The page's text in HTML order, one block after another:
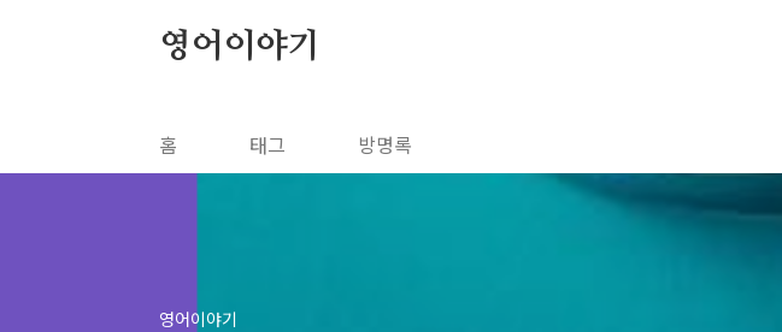
영어이야기
홈 태그 방명록
영어이야기